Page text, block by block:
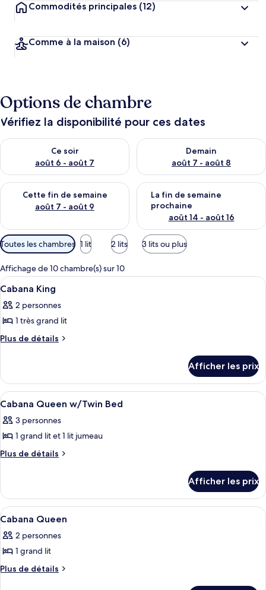
Commodités principales (12)
Comme à la maison (6)
Options de chambre
Vérifiez la disponibilité pour ces dates
Ce soir
août 6 - août 7
Vérifier la disponibilité pour ce soir août 6 - août 7
Demain
août 7 - août 8
Vérifier la disponibilité pour
Cette fin de semaine
août 7 - août 9
Vérifier la disponibilité pour cette fin de semaine août 7 -
La fin de semaine
prochaine
août 14 - août 16
Vérifier la disponibilité pour
Filtres
disponibles
pour
les
chambres
Toutes les chambres 1 lit 2 lits 3 lits ou plus
Affichage de 10 chambre(s) sur 10
Afficher
toutes
les
photos
pour
de
chambre :
Cabana
King
Une chambre à coucher avec un lit,
4
Cabana King
2 personnes
1 très grand lit
Plus de détails
Plus
Cabana
King
Afficher les prix
Afficher
toutes
les
photos
pour
de
chambre :
Cabana
Queen
w/Twin
Une chambre d’hôtel avec deux lits,
5
Cabana Queen w/Twin Bed
3 personnes
1 grand lit et 1 lit jumeau
Plus de détails
Plus
Cabana
Queen
w/Twin
Afficher les prix
Afficher
toutes
les
photos
pour
Cabana Queen | Coffre-
4
Cabana Queen
2 personnes
1 grand lit
Plus de détails
Plus